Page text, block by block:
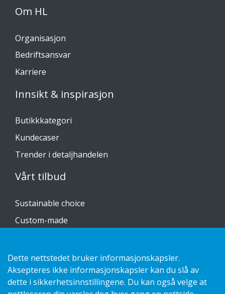
Om HL
Organisasjon
Bedriftsansvar
Karriere
Innsikt & inspirasjon
Butikkkategori
Kundecaser
Trender i detaljhandelen
Vårt tilbud
Sustainable choice
Custom-made
Katalog
Kontakt oss
Dette nettstedet bruker informasjonskapsler.
Aksepteres ikke informasjonskapsler kan du slå av
dette i sikkerhetsinnstillingene. Du kan også velge at